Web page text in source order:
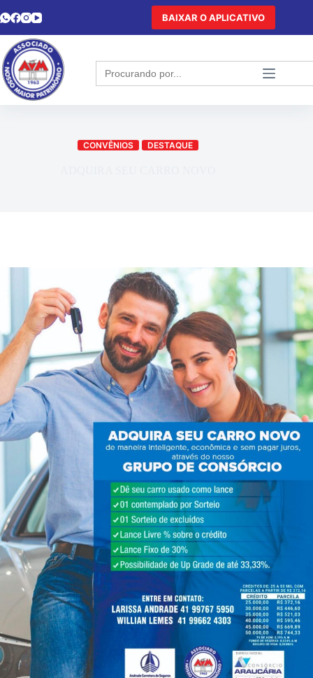
BAIXAR O APLICATIVO
Search
for:
CONVÊNIOS DESTAQUE